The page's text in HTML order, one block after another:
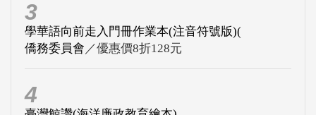
3
學華語向前走入門冊作業本(注音符號版)(
僑務委員會 ／優惠價8折128元
4